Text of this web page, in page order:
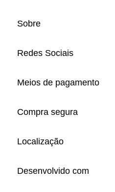
Sobre
Redes Sociais
Meios de pagamento
Compra segura
Localização
Desenvolvido com